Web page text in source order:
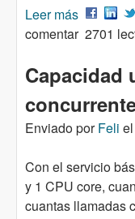
Leer más sobre
con
comentar 2701
Capacidad
Enviado porFeli el
Con el servicio
y 1 CPU core,
cuantas llamadas